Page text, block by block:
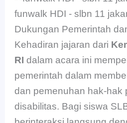
funwalk HDI - slbn 11
Dukungan Pemerintah
Kehadiran jajaran dari
RI dalam acara ini
pemerintah dalam
dan pemenuhan hak-hak
disabilitas. Bagi siswa